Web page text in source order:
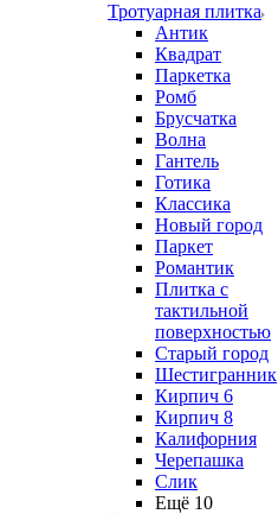
Тротуарная плитка
Антик
Квадрат
Паркетка
Ромб
Брусчатка
Волна
Гантель
Готика
Классика
Новый город
Паркет
Романтик
Плитка с
тактильной
поверхностью
Старый город
Шестигранник
Кирпич 6
Кирпич 8
Калифорния
Черепашка
Слик
Ещё 10